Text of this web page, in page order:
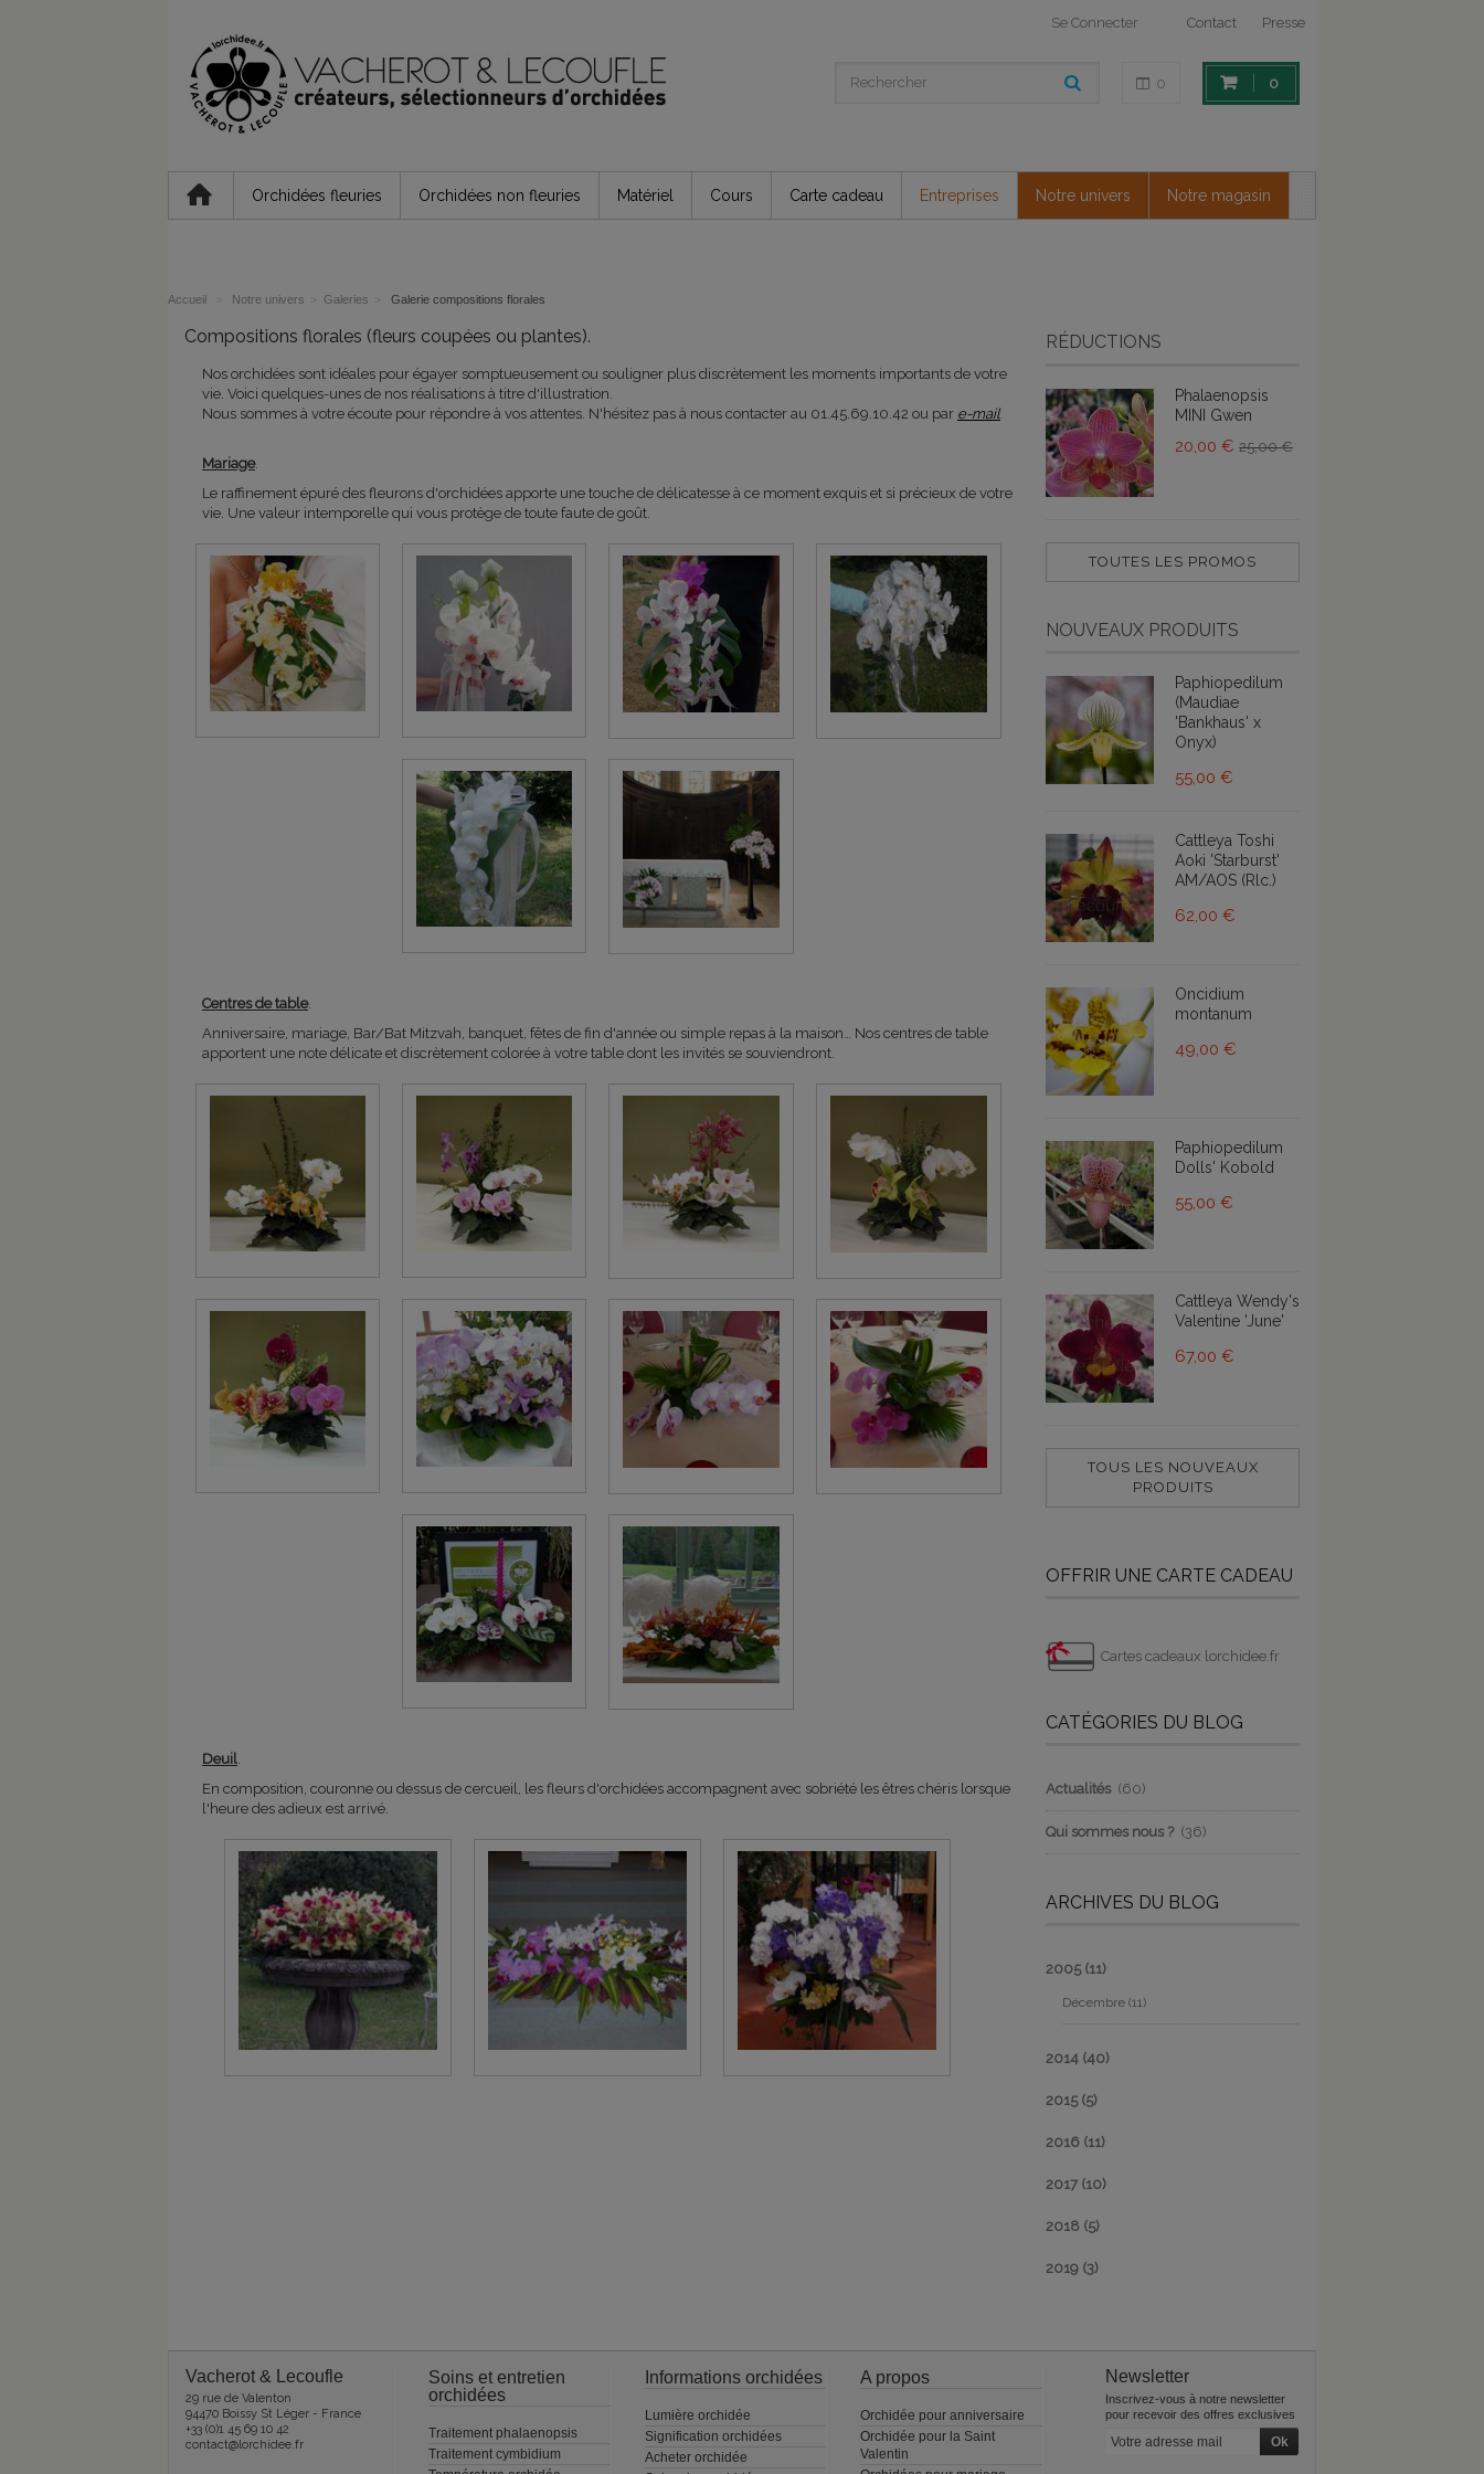
Contact Presse
Se Connecter
0
0
Orchidées fleuries Orchidées non fleuries Matériel Cours Carte cadeau Entreprises Notre univers Notre magasin
Accueil Notre univers Galeries Galerie compositions florales
Compositions florales (fleurs coupées ou plantes).
Nos orchidées sont idéales pour égayer somptueusement ou souligner plus discrètement les moments importants de votre
vie. Voici quelques-unes de nos réalisations à titre d'illustration.
Nous sommes à votre écoute pour répondre à vos attentes. N'hésitez pas à nous contacter au 01.45.69.10.42 ou par e-mail.
Mariage.
Le raffinement épuré des fleurons d'orchidées apporte une touche de délicatesse à ce moment exquis et si précieux de votre
vie. Une valeur intemporelle qui vous protège de toute faute de goût.
Centres de table.
Anniversaire, mariage, Bar/Bat Mitzvah, banquet, fêtes de fin d'année ou simple repas à la maison… Nos centres de table
apportent une note délicate et discrètement colorée à votre table dont les invités se souviendront.
Deuil.
En composition, couronne ou dessus de cercueil, les fleurs d'orchidées accompagnent avec sobriété les êtres chéris lorsque
l'heure des adieux est arrivé.
RÉDUCTIONS
Phalaenopsis
MINI Gwen
20,00 € 25,00 €
TOUTES LES PROMOS
NOUVEAUX PRODUITS
Paphiopedilum
(Maudiae
'Bankhaus' x
Onyx)
55,00 €
Cattleya Toshi
Aoki 'Starburst'
AM/AOS (Rlc.)
62,00 €
Oncidium
montanum
49,00 €
Paphiopedilum
Dolls' Kobold
55,00 €
Cattleya Wendy's
Valentine 'June'
67,00 €
TOUS LES NOUVEAUX
PRODUITS
OFFRIR UNE CARTE CADEAU
Cartes cadeaux lorchidee.fr
CATÉGORIES DU BLOG
Actualités (60)
Qui sommes nous ? (36)
ARCHIVES DU BLOG
2005 (11)
Décembre (11)
2014 (40)
2015 (5)
2016 (11)
2017 (10)
2018 (5)
2019 (3)
Vacherot & Lecoufle
29 rue de Valenton
94470 Boissy St Léger - France
+33 (0)1 45 69 10 42
contact@lorchidee.fr
Soins et entretien
orchidées
Traitement phalaenopsis
Traitement cymbidium
Informations orchidées
Lumière orchidée
Signification orchidées
Acheter orchidée
A propos
Orchidée pour anniversaire
Orchidée pour la Saint
Valentin
Newsletter
Inscrivez-vous à notre newsletter
pour recevoir des offres exclusives